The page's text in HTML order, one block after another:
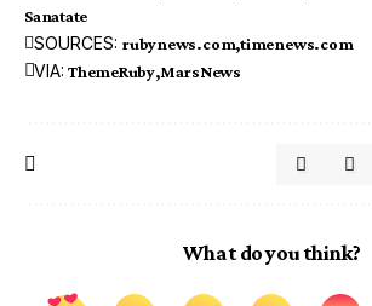
Sanatate
SOURCES: rubynews.com timenews.com
VIA: ThemeRuby MarsNews
What do you think?